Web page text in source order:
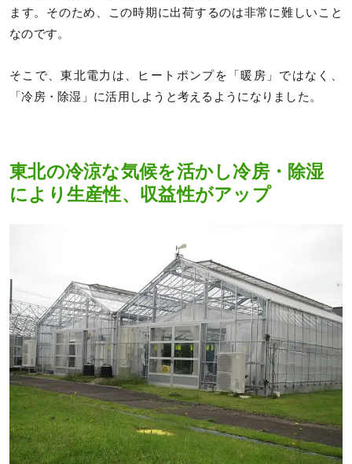
ます。そのため、この時期に出荷するのは非常に難しいこと
なのです。
そこで、東北電力は、ヒートポンプを「暖房」ではなく、
「冷房・除湿」に活用しようと考えるようになりました。
東北の冷涼な気候を活かし冷房・除湿
により生産性、収益性がアップ